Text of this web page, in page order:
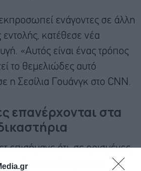
ενάγοντες σε άλλη
κατέθεσε νέα
«Αυτός είναι ένας τρόπος
το θεμελιώδες αυτό
η Σεσίλια Γουάνγκ στο CNN.
επανέρχονται στα
επισήμανε ότι, σε ορισμένες
απαιτείται για την